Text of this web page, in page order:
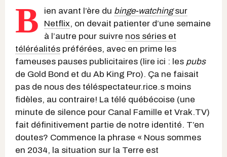
B ien avant l’ère du binge-watchingsur
Netflix, on devait patienter d’une semaine
à l’autre pour suivre nos séries et
téléréalités préférées, avec en prime les
fameuses pauses publicitaires (lire ici : les pubs
de Gold Bond et du Ab King Pro). Ça ne faisait
pas de nous des téléspectateur.rice.s moins
fidèles, au contraire! La télé québécoise (une
minute de silence pour Canal Famille et Vrak.TV)
fait définitivement partie de notre identité. T’en
doutes? Commence la phrase « Nous sommes
en 2034, la situation sur la Terre est